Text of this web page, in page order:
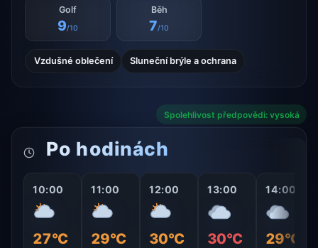
Golf
9/10
Běh
7/10
Vzdušné oblečení Sluneční brýle a ochrana
Spolehlivost předpovědi: vysoká
Po hodinách
10:00
27°C
11:00
29°C
12:00
30°C
13:00
30°C
14:00
29°C